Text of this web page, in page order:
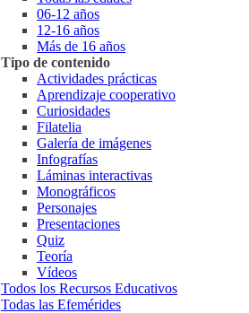
06-12 años
12-16 años
Más de 16 años
Tipo de contenido
Actividades prácticas
Aprendizaje cooperativo
Curiosidades
Filatelia
Galería de imágenes
Infografías
Láminas interactivas
Monográficos
Personajes
Presentaciones
Quiz
Teoría
Vídeos
Todos los Recursos Educativos
Todas las Efemérides